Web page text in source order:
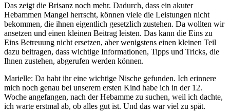
Das zeigt die Brisanz noch mehr. Dadurch, dass ein akuter
Hebammen Mangel herrscht, können viele die Leistungen nicht
bekommen, die ihnen eigentlich gesetzlich zustehen. Da wollten wir
ansetzen und einen kleinen Beitrag leisten. Das kann die Eins zu
Eins Betreuung nicht ersetzen, aber wenigstens einen kleinen Teil
dazu beitragen, dass wichtige Informationen, Tipps und Tricks, die
Ihnen zustehen, abgerufen werden können.
Marielle: Da habt ihr eine wichtige Nische gefunden. Ich erinnere
mich noch genau bei unserem ersten Kind habe ich in der 12.
Woche angefangen, nach der Hebamme zu suchen, weil ich dachte,
ich warte erstmal ab, ob alles gut ist. Und das war viel zu spät.